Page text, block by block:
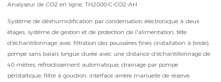
Analyseur de CO2 en ligne, TH2000-C-CO2-AH
Système de déshumidification par condensation électronique à deux
étages, système de gestion et de protection de l'alimentation, tête
d'échantillonnage avec filtration des poussières fines (installation à bride),
pompe sans balais longue durée avec une distance d'échantillonnage de
40 mètres, refroidissement automatique, drainage par pompe
péristaltique, filtre à goudron, interface arrière manuelle de réserve,